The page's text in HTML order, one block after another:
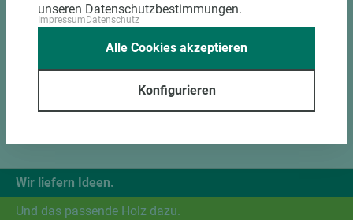
Wir liefern Ideen.
Und das passende Holz dazu.
unseren Datenschutzbestimmungen.
ImpressumDatenschutz
Konfigurieren
Alle Cookies akzeptieren